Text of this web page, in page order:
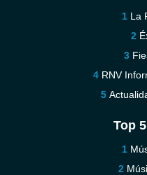
La
RNV
Top